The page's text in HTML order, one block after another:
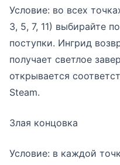
Условие: во всех
3, 5, 7, 11) выбирайте
поступки. Ингрид
получает светлое
открывается
Steam.
Злая концовка
Условие: в каждой